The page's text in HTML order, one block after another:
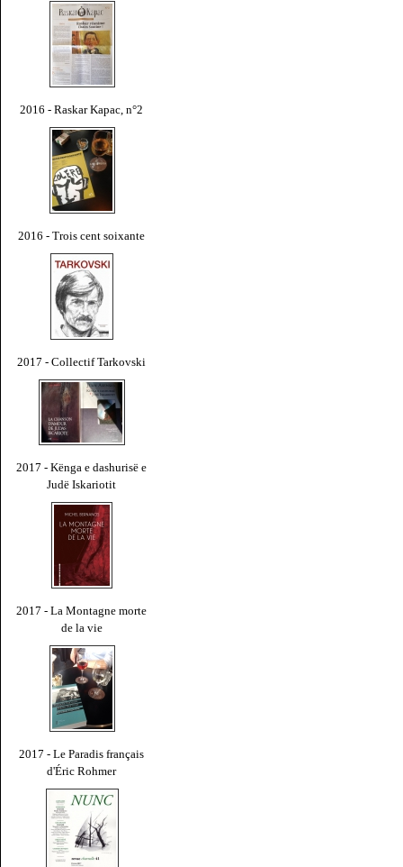
2016 - Raskar Kapac, n°2
2016 - Trois cent soixante
2017 - Collectif Tarkovski
2017 - Kënga e dashurisë e
Judë Iskariotit
2017 - La Montagne morte
de la vie
2017 - Le Paradis français
d'Éric Rohmer